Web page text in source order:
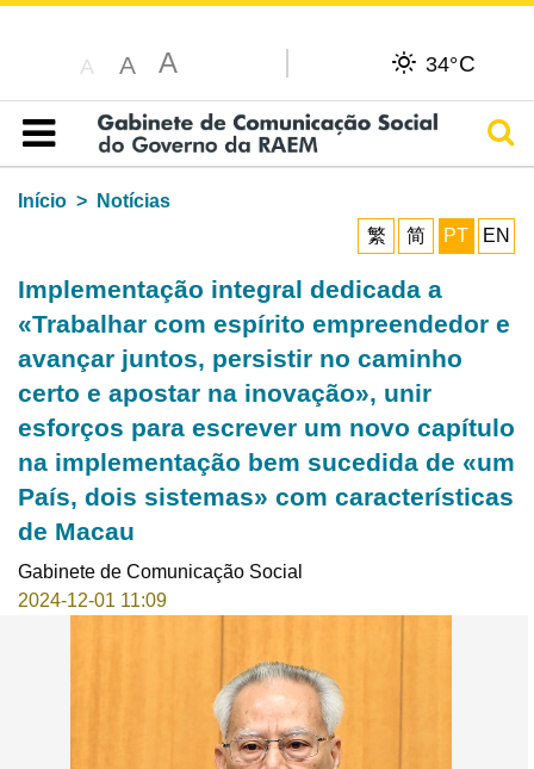
A A A 34°C
Índice
Início
Notícias
繁
简 PT EN
Implementação integral dedicada a
«Trabalhar com espírito empreendedor e
avançar juntos, persistir no caminho
certo e apostar na inovação», unir
esforços para escrever um novo capítulo
na implementação bem sucedida de «um
País, dois sistemas» com características
de Macau
Gabinete de Comunicação Social
2024-12-01 11:09